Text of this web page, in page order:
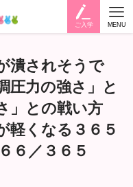
ご入学 MENU
潰されそうで
圧力の強さ」と
」との戦い方
軽くなる３６５
６／３６５